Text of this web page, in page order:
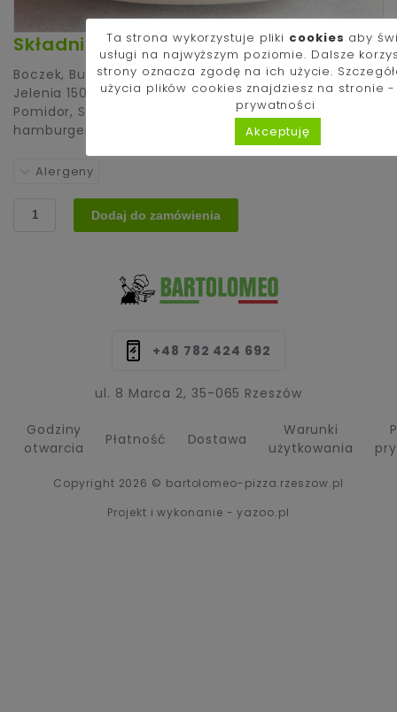
Składniki:
Boczek, Bułka z sezamem, Czerwona cebula,Mięso z
Jelenia 150g
,Ogórek konserwowy ,Papryka jalapeño,
Pomidor, Sałata Ser typu cheddar,Sos
hamburgerowy
Alergeny
ilość
Dodaj do zamówienia
+48 782 424 692
ul. 8 Marca 2, 35-065 Rzeszów
Godziny
otwarcia
Płatność Dostawa
Warunki
użytkowania
Copyright 2026 © bartolomeo-pizza.rzeszow.pl
Projekt i wykonanie - yazoo.pl
Ta strona wykorzystuje pliki cookies aby
usługi na najwyższym poziomie. Dalsze
strony oznacza zgodę na ich użycie.
użycia plików cookies znajdziesz na stronie
prywatności
Akceptuję